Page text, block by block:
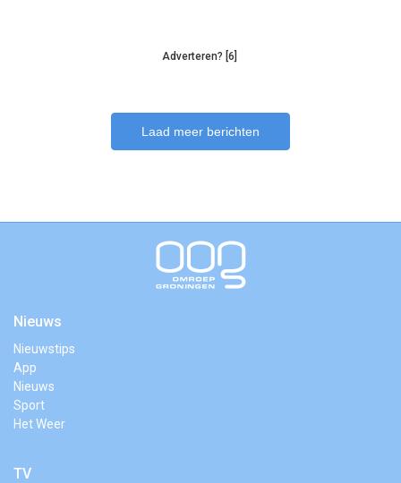
Adverteren? [6]
Laad meer berichten
Nieuws
Nieuwstips
App
Nieuws
Sport
Het Weer
TV